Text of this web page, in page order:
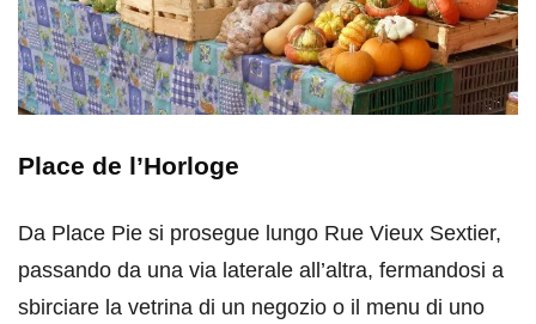
Place de l’Horloge
Da Place Pie si prosegue lungo Rue Vieux Sextier,
passando da una via laterale all’altra, fermandosi a
sbirciare la vetrina di un negozio o il menu di uno